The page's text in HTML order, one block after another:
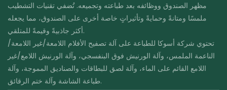
مظهر الصندوق ووظائفه بعد طباعته وتجميعه. تُضفي تقنيات التشطيب
ملمسًا ومتانةً وحمايةً وتأثيراتٍ خاصة أخرى على الصندوق، مما يجعله
أكثر جاذبيةً وقيمةً للمتلقي.
تحتوي شركة أسوكا للطباعة على آلة تصفيح الأفلام اللامعة/غير اللامعة/
الناعمة الملمس، وآلة الورنيش فوق البنفسجي، وآلة الورنيش اللامع/غير
اللامع القائم على الماء، وآلة لصق للبطاقات والصناديق المموجة، وآلة
طباعة الشاشة وآلة ختم الرقائق.